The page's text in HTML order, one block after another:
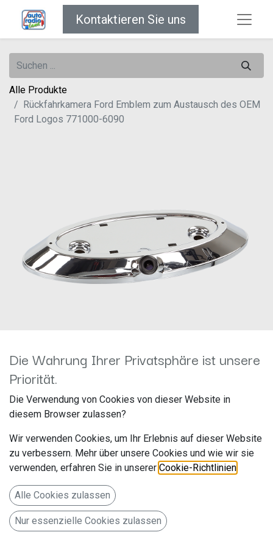
Kontaktieren Sie uns
Alle Produkte
Rückfahrkamera Ford Emblem zum Austausch des OEM
Ford Logos 771000-6090
Rückfahrkamera Ford Emblem
zum Austausch des OEM Ford
Logos 771000-6090
Artikelnummer: 771000-6090
acv GmbH
Straßburger Allee 10-12
Die Wahrung Ihrer Privatsphäre ist unsere
Priorität.
Die Verwendung von Cookies von dieser Website in
diesem Browser zulassen?
Wir verwenden Cookies, um Ihr Erlebnis auf dieser Website
zu verbessern. Mehr über unsere Cookies und wie wir sie
verwenden, erfahren Sie in unserer Cookie-Richtlinien
Alle Cookies zulassen
Nur essenzielle Cookies zulassen